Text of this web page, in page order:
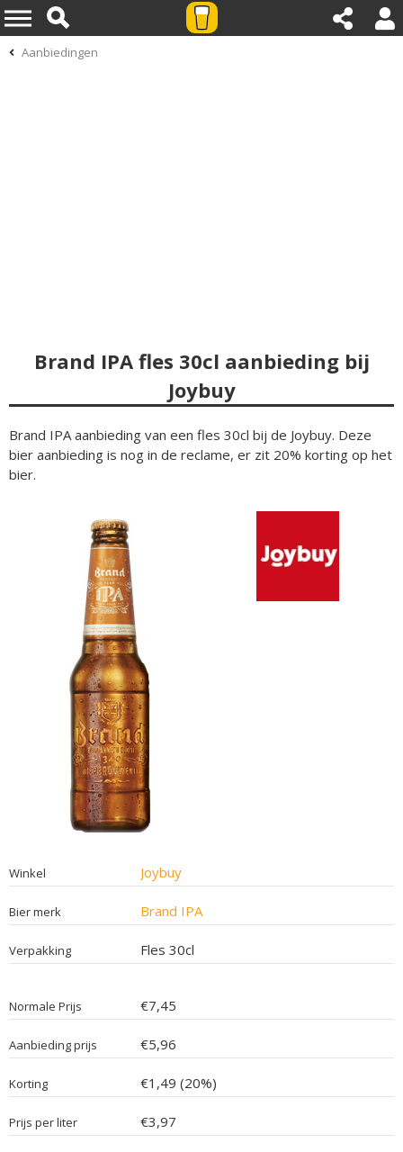
Aanbiedingen
Brand IPA fles 30cl aanbieding bij
Joybuy
Brand IPA aanbieding van een fles 30cl bij de Joybuy. Deze
bier aanbieding is nog in de reclame, er zit 20% korting op het
bier.
Winkel Joybuy
Bier merk Brand IPA
Verpakking Fles 30cl
Normale Prijs €7,45
Aanbieding prijs €5,96
Korting €1,49 (20%)
Prijs per liter €3,97